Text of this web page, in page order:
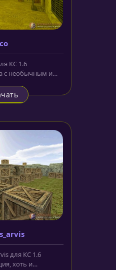
КС 1.6
с необычным и
для КС 1.6
хоть и